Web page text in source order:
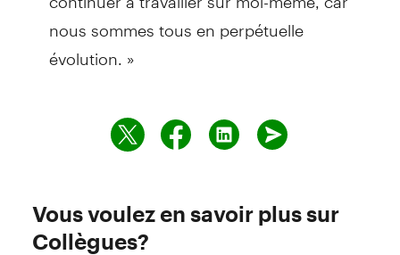
nous sommes tous en perpétuelle
évolution. »
Vous voulez en savoir plus sur
Collègues?